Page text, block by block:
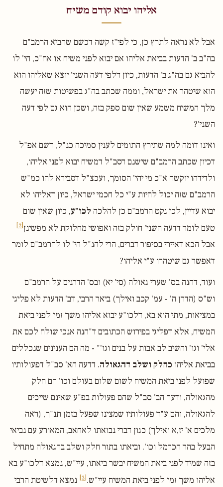
אליהו יבוא קודם משיח
אבל לא נראה לתרץ כן, כי לפי"ז קשה דכשם שהביא הרמב"ם
בה"ב ב' הדעות בביאת אליהו אם יבוא לפני משיח או אח"כ, הי' לו
להביא גם בה"ג ב' הדעות, כיון דלפי דעה השני' יוצא שאליהו הוא
הוא שיטהר את ישראל, וממה שכתב בה"ג בפשיטות שזה יעשה
מלך המשיח משמע שאין שום ספק בזה, ושכן הוא גם לפי דעה
השני'?
ואינו דומה למה שתירץ התומים לענין סמיכה כנ"ל, דשם אפ"ל
דכיון שכתב הרמב"ם שישנם דסב"ל דמשיח יבוא לפני אליהו,
ולדידהו יוקשה א"כ מי יהי' הסומך, ועכצ"ל דסבירא להו כמ"ש
הרמב"ם שזה יכול להיות ע"י כל חכמי ישראל, כיון דאליהו לא
יבוא עדיין, לכן נקט הרמב"ם כן להלכה לכו"ע, כיון שאין שום
טעם לומר דדעה השני' חולק בזה ואפושי מחלוקת לא מפשינן[2]
אבל הכא דאיירי בסיפור דברים, הרי להנ"ל הי' לו להרמב"ם לומר
דאפשר גם שיטהרו ע"י אליהו?
ועוד, דהנה בס' שערי גאולה (סי' יא) ובס' הדרנים על הרמב"ם
וש"ס (הדרן ה' - עמ' קכב ואילך) ביאר הרבי, דב' הדעות לא פליגי
במציאות, מתי הוא בא, דלכו"ע יבוא אליהו משך זמן לפני ביאת
המשיח, אלא דפליגי בפירוש הכתובים ד"הנה אנכי שולח לכם את
אלי' וגו' והשיב לב אבות על בנים וגו'" - מה הם הענינים שנכללים
בביאת אליהו כחלק ושלב דהגאולה. דדעה הא' סב"ל דפעולותיו
שפועל לפני ביאת המשיח לשום שלום בעולם וכו' הם חלק
מהגאולה, ודעה הב' סב"ל שהם פעולות בפ"ע שאינם שייכים
להגאולה, והם ע"ד פעולותיו שמצינו שפעל בזמן תנ"ך, (ראה
מלכים א' יז,א ואילך) כגון דברי נבואתו לאחאב, המאורע עם נביאי
הבעל בהר הכרמל וכו'. וביאתו בתור חלק ושלב בהגאולה מתחיל
בזה שמיד לפני ביאת המשיח יבשר ביאתו, עיי"ש, נמצא דלכו"ע בא
אליהו משך זמן לפני ביאת המשיח עיי"ש.[3]
נמצא דלשיטת הרבי